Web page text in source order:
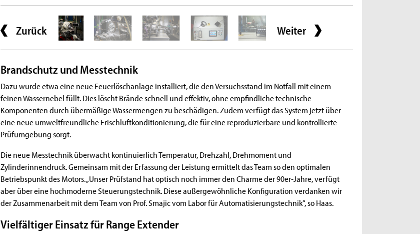
Zurück Weiter
Brandschutz und Messtechnik
Dazu wurde etwa eine neue Feuerlöschanlage installiert, die den Versuchsstand im Notfall mit einem
feinen Wassernebel füllt. Dies löscht Brände schnell und effektiv, ohne empfindliche technische
Komponenten durch übermäßige Wassermengen zu beschädigen. Zudem verfügt das System jetzt über
eine neue umweltfreundliche Frischluftkonditionierung, die für eine reproduzierbare und kontrollierte
Prüfumgebung sorgt.
Die neue Messtechnik überwacht kontinuierlich Temperatur, Drehzahl, Drehmoment und
Zylinderinnendruck. Gemeinsam mit der Erfassung der Leistung ermittelt das Team so den optimalen
Betriebspunkt des Motors. „Unser Prüfstand hat optisch noch immer den Charme der 90er-Jahre, verfügt
aber über eine hochmoderne Steuerungstechnik. Diese außergewöhnliche Konfiguration verdanken wir
der Zusammenarbeit mit dem Team von Prof. Smajic vom Labor für Automatisierungstechnik“, so Haas.
Vielfältiger Einsatz für Range Extender